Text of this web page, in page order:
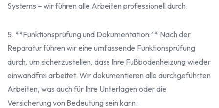
Systems – wir führen alle Arbeiten professionell durch.
5. **Funktionsprüfung und Dokumentation:** Nach der
Reparatur führen wir eine umfassende Funktionsprüfung
durch, um sicherzustellen, dass Ihre Fußbodenheizung wieder
einwandfrei arbeitet. Wir dokumentieren alle durchgeführten
Arbeiten, was auch für Ihre Unterlagen oder die
Versicherung von Bedeutung sein kann.